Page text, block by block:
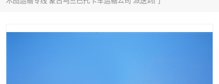
中欧班列
蒙古乌兰巴托双清包税 蒙古乌兰巴